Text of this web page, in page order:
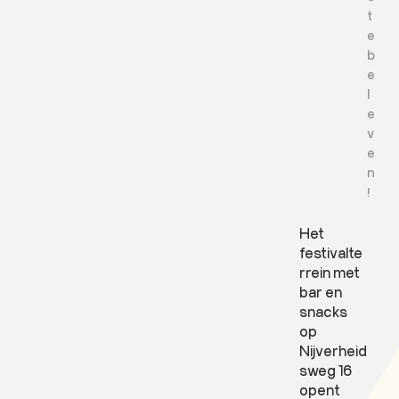
t
e
b
e
l
e
v
e
n
!
Het
festivalte
rrein met
bar en
snacks
op
Nijverheid
sweg 16
opent
L
e
s
m